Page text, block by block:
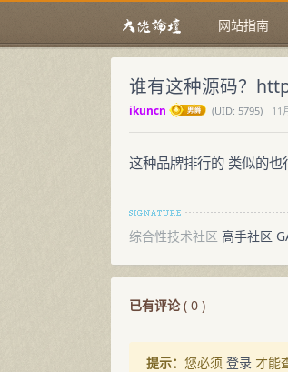
网站指南
谁有这种源码？
ikuncn (UID: 5795) 11
这种品牌排行的 类似的
综合性技术社区 高手社区
已有评论( 0 )
提示： 您必须 登录 才能